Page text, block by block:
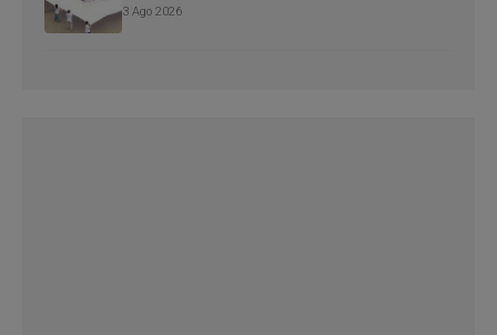
3 Ago 2026